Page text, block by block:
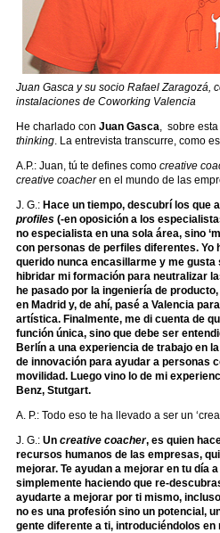
Juan Gasca y su socio Rafael Zaragozá,
instalaciones de Coworking Valencia
He charlado con Juan Gasca, sobre
thinking. La entrevista transcurre, como
A.P.: Juan, tú te defines como creative
creative coacheren el mundo de las
J. G.: Hace un tiempo, descubrí los que
profiles (-en oposición a los
no especialista en una sola área, sino
con personas de perfiles diferentes.
querido nunca encasillarme y me
hibridar mi formación para neutralizar
he pasado por la ingeniería de
en Madrid y, de ahí, pasé a Valencia
artística. Finalmente, me di cuenta de
función única, sino que debe ser
Berlín a una experiencia de trabajo en
de innovación para ayudar a personas
movilidad. Luego vino lo de mi
Benz, Stutgart.
A. P.: Todo eso te ha llevado a ser un
J. G.: Un creative coacher, es quien
recursos humanos de las empresas,
mejorar. Te ayudan a mejorar en tu día
simplemente haciendo que re-
ayudarte a mejorar por ti mismo,
no es una profesión sino un potencial,
gente diferente a ti, introduciéndolos en